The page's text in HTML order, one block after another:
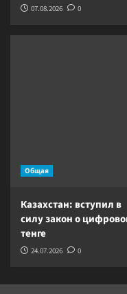
07.08.2026 0
Общая
Казахстан: вступил в
силу закон о
тенге
24.07.2026 0